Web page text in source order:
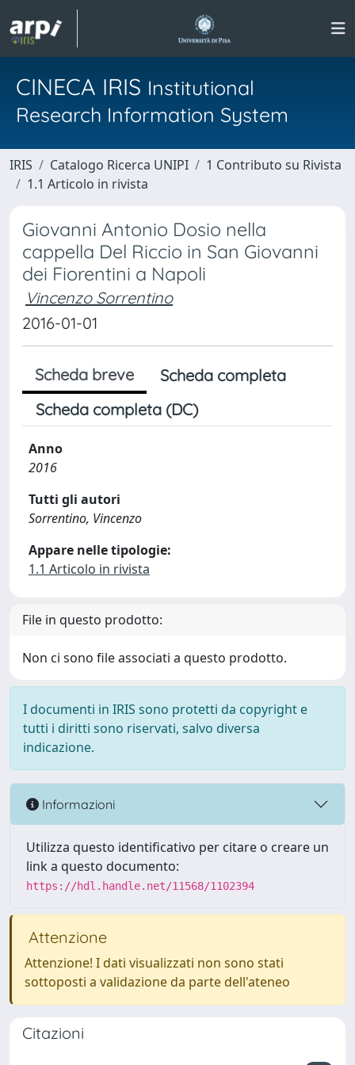
CINECA IRIS Institutional
Research Information System
IRIS Catalogo Ricerca UNIPI
1 Contributo su Rivista
1.1 Articolo in rivista
Giovanni Antonio Dosio nella
cappella Del Riccio in San Giovanni
dei Fiorentini a Napoli
Vincenzo Sorrentino
2016-01-01
Scheda breve
Scheda completa
Scheda completa (DC)
Anno
2016
Tutti gli autori
Sorrentino, Vincenzo
Appare nelle tipologie:
1.1 Articolo in rivista
File in questo prodotto:
Non ci sono file associati a questo prodotto.
I documenti in IRIS sono protetti da copyright e
tutti i diritti sono riservati, salvo diversa
indicazione.
Informazioni
Utilizza questo identificativo per citare o creare un
link a questo documento:
https://hdl.handle.net/11568/1102394
Attenzione
Attenzione! I dati visualizzati non sono stati
sottoposti a validazione da parte dell'ateneo
Citazioni